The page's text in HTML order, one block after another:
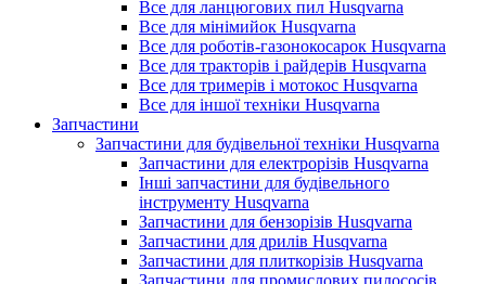
Все для ланцюгових пил Husqvarna
Все для мінімийок Husqvarna
Все для роботів-газонокосарок Husqvarna
Все для тракторів і райдерів Husqvarna
Все для тримерів і мотокос Husqvarna
Все для іншої техніки Husqvarna
Запчастини
Запчастини для будівельної техніки Husqvarna
Запчастини для електрорізів Husqvarna
Інші запчастини для будівельного
інструменту Husqvarna
Запчастини для бензорізів Husqvarna
Запчастини для дрилів Husqvarna
Запчастини для плиткорізів Husqvarna
Запчастини для промислових пилососів